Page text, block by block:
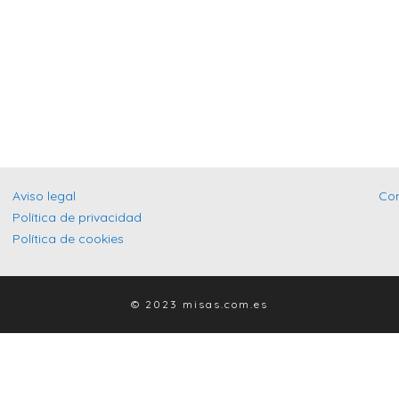
Aviso legal
Política de privacidad
Política de cookies
© 2023 misas.com.es